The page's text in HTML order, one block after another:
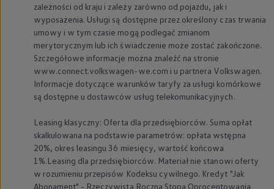
zależności od kraju i zależy zarówno od pojazdu, jak i
wyposażenia. Usługi są dostępne przez określony czas trwania
umowy i w tym czasie mogą podlegać zmianom
merytorycznym lub ich świadczenie może zostać zakończone.
Szczegółowe informacje można znaleźć na stronie
www.connect.volkswagen-we.com i u partnera Volkswagen.
Informacje dotyczące warunków taryfy za usługi komórkowe
są dostępne u dostawców usług telekomunikacyjnych.
Leasing klasyczny: Oferta dla przedsiębiorców. Suma opłat
skalkulowana na podstawie parametrów: opłata wstępna
20%, okres leasingu 36 miesięcy, wartość końcowa
1%.Leasing dla przedsiębiorców. Materiał nie stanowi oferty
w rozumieniu przepisów Kodeksu cywilnego. Kredyt "Jak
Abonament" - Rzeczywista Roczna Stopa Oprocentowania